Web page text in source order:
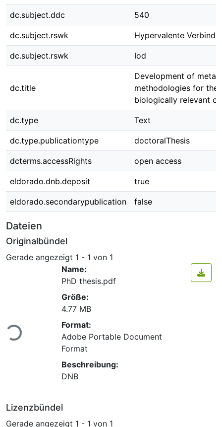
dc.subject.ddc 540
dc.subject.rswk Hypervalente
dc.subject.rswk Iod
dc.title
Development of
methodologies for the
biologically relevant
dc.type Text
dc.type.publicationtype doctoralThesis
dcterms.accessRights open access
eldorado.dnb.deposit true
eldorado.secondarypublication false
Dateien
Originalbündel
Gerade angezeigt 1 - 1 von 1
Lade...
Name:
PhD thesis.pdf
Größe:
4.77 MB
Format:
Adobe Portable Document
Format
Beschreibung:
DNB
Lizenzbündel
Gerade angezeigt 1 - 1 von 1